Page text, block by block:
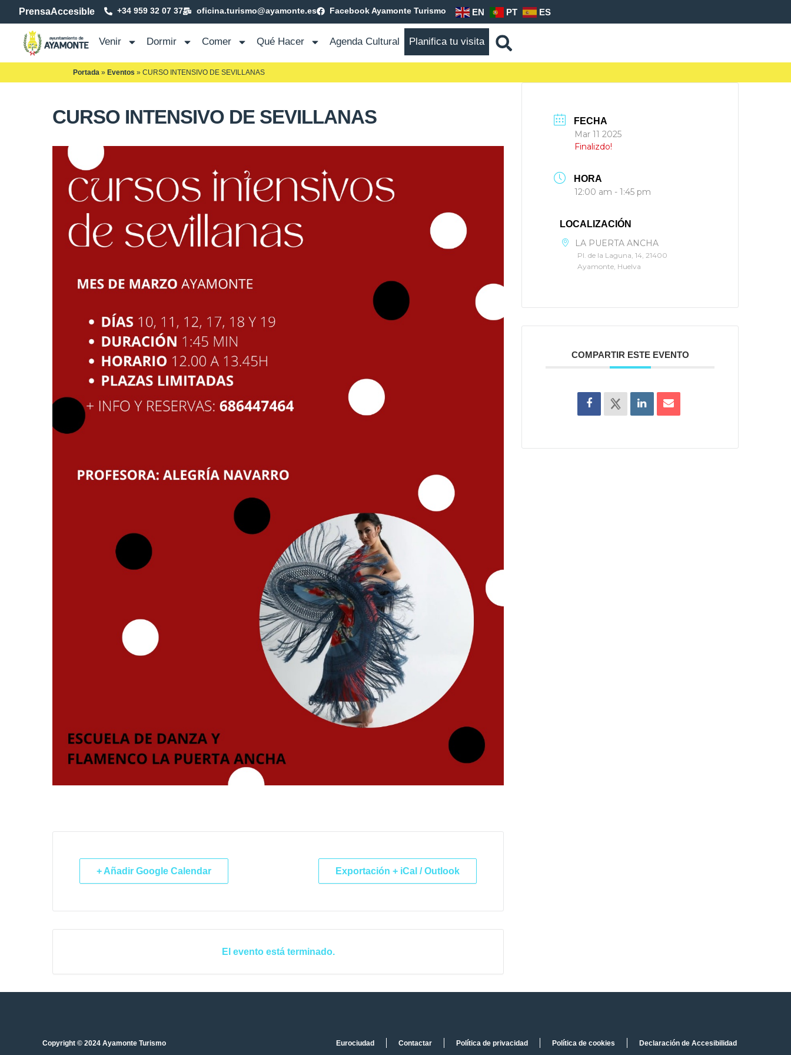
PrensaAccesible +34 959 32 07 37 oficina.turismo@ayamonte.es Facebook Ayamonte Turismo EN PT ES
Venir Dormir Comer Qué Hacer Agenda Cultural Planifica tu visita
Portada » Eventos » CURSO INTENSIVO DE SEVILLANAS
CURSO INTENSIVO DE SEVILLANAS
+ Añadir Google Calendar Exportación + iCal / Outlook
El evento está terminado.
FECHA
Mar 11 2025
Finalizdo!
HORA
12:00 am - 1:45 pm
LOCALIZACIÓN
LA PUERTA ANCHA
Pl. de la Laguna, 14, 21400
Ayamonte, Huelva
COMPARTIR ESTE EVENTO
Copyright © 2024 Ayamonte Turismo Eurociudad Contactar Política de privacidad Política de cookies Declaración de Accesibilidad